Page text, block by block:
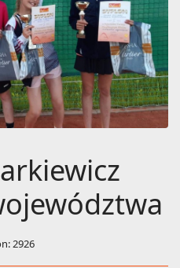
2926